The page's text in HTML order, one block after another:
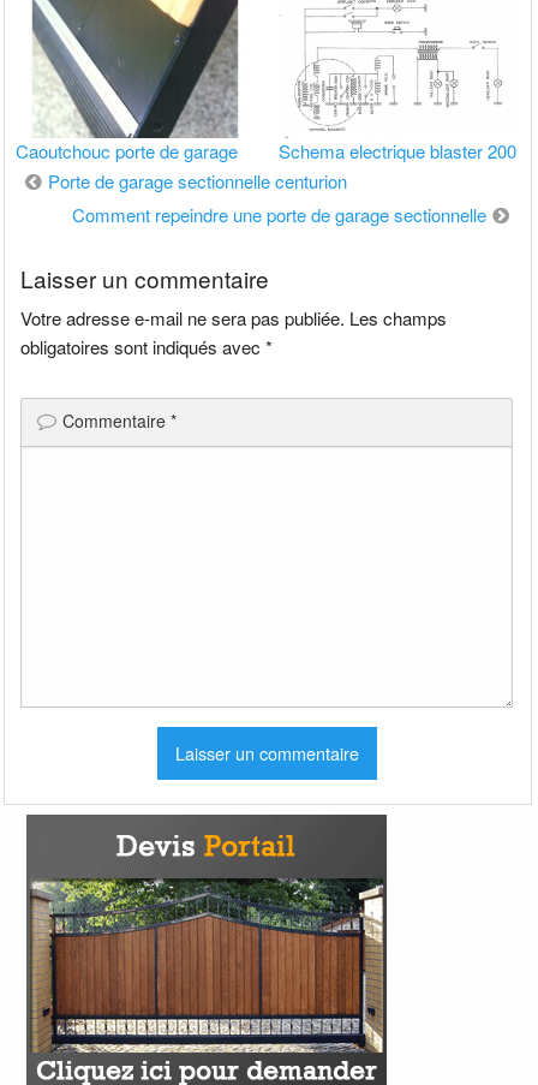
Caoutchouc porte de garage Schema electrique blaster 200
Navigation
Porte de garage sectionnelle centurion
Comment repeindre une porte de garage sectionnelle
Laisser un commentaire
Votre adresse e-mail ne sera pas publiée. Les champs
obligatoires sont indiqués avec*
Commentaire*